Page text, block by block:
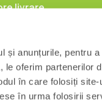
și anunțurile, pentru
oferim partenerilor
în care folosiți
în urma folosirii
livrare